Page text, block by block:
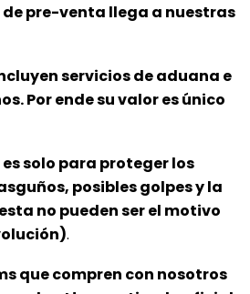
pre-venta llega a nuestras
servicios de aduana e
Por ende su valor es único
solo para proteger los
posibles golpes y la
no pueden ser el motivo
.
que compren con nosotros